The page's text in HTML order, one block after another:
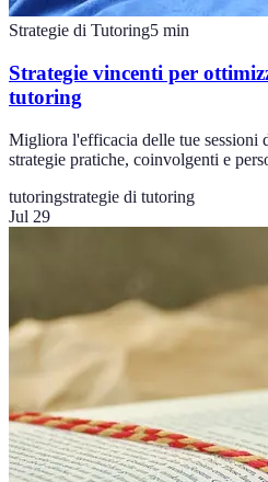
Strategie di Tutoring5 min
Strategie vincenti per
tutoring
Migliora l'efficacia delle tue sessioni
strategie pratiche, coinvolgenti e
tutoringstrategie di tutoring
Jul 29